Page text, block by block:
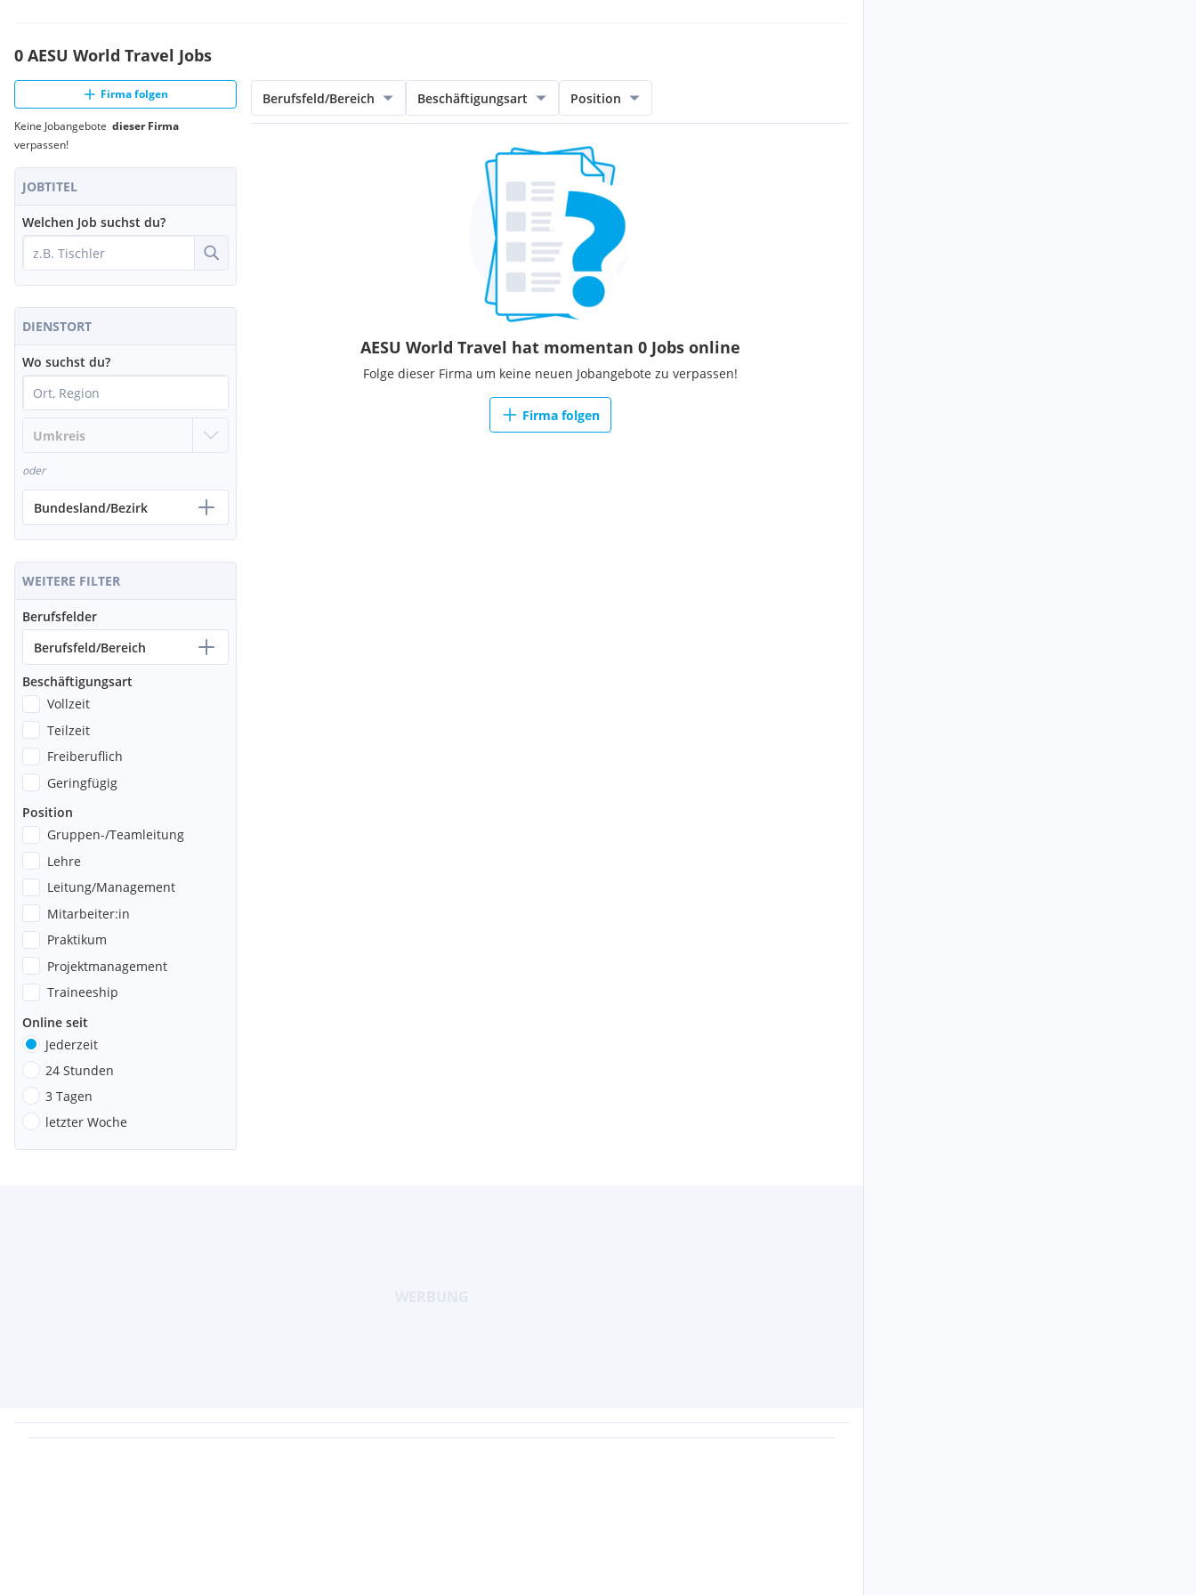
0 AESU World Travel Jobs
Firma folgen
Keine Jobangebote dieser Firma
verpassen!
JOBTITEL
Welchen Job suchst du?
DIENSTORT
Wo suchst du?
oder
Bundesland/Bezirk
WEITERE FILTER
Berufsfelder
Berufsfeld/Bereich
Beschäftigungsart
Vollzeit
Teilzeit
Freiberuflich
Geringfügig
Position
Gruppen-/Teamleitung
Lehre
Leitung/Management
Mitarbeiter:in
Praktikum
Projektmanagement
Traineeship
Online seit
Jederzeit
24 Stunden
3 Tagen
letzter Woche
Berufsfeld/Bereich Beschäftigungsart Position
AESU World Travel hat momentan 0 Jobs online
Folge dieser Firma um keine neuen Jobangebote zu verpassen!
Firma folgen